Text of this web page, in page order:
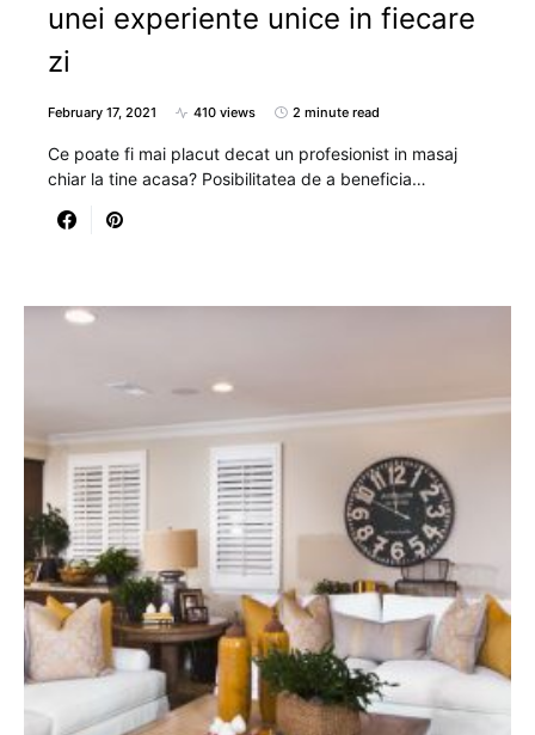
unei experiente unice in fiecare
zi
February 17, 2021 410 views 2 minute read
Ce poate fi mai placut decat un profesionist in masaj
chiar la tine acasa? Posibilitatea de a beneficia…